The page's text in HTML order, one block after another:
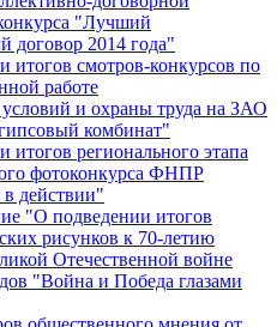
"Лучший
договор 2014 года"
итогов смотров-конкурсов по
работе
и охраны труда на ЗАО
комбинат"
итогов регионального этапа
фотоконкурса ФНПР
действии"
"О подведении итогов
рисунков к 70-летию
Отечественной войне
"Война и Победа глазами